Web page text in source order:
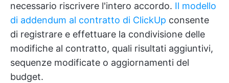
necessario riscrivere l'intero accordo. Il modello
di addendum al contratto di ClickUp consente
di registrare e effettuare la condivisione delle
modifiche al contratto, quali risultati aggiuntivi,
sequenze modificate o aggiornamenti del
budget.